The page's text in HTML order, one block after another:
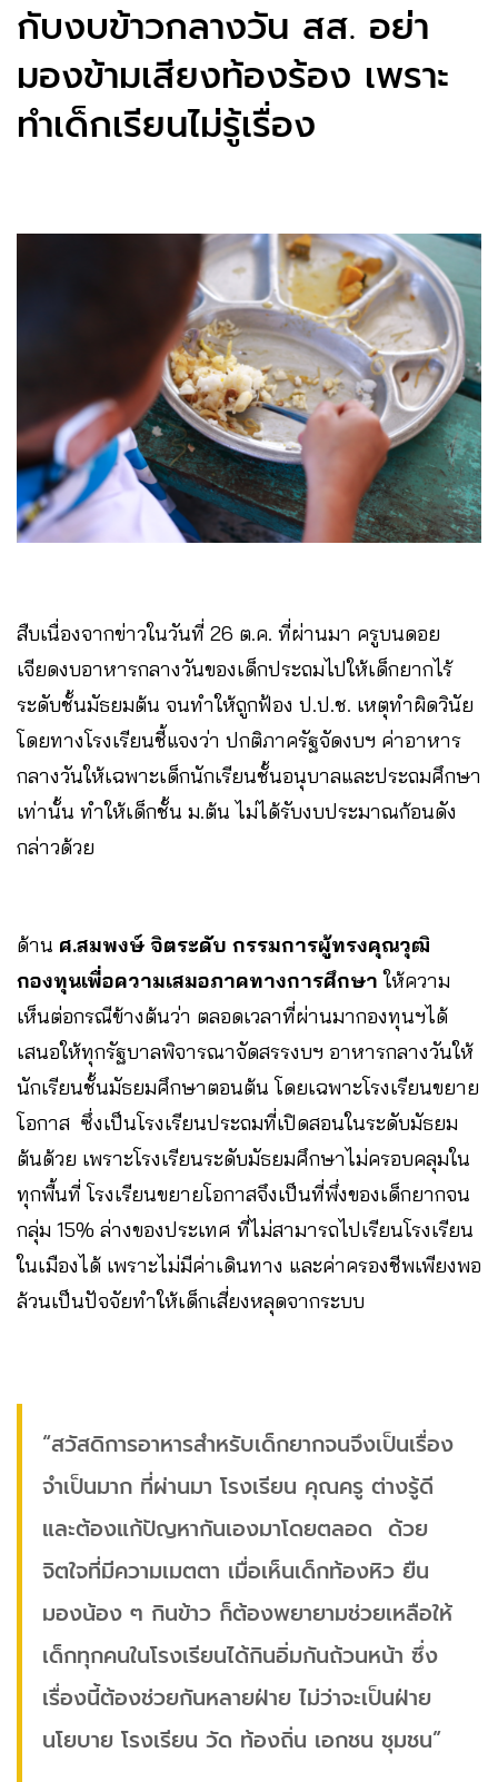
กับงบข้าวกลางวัน สส. อย่า
มองข้ามเสียงท้องร้อง เพราะ
ทำเด็กเรียนไม่รู้เรื่อง
สืบเนื่องจากข่าวในวันที่ 26 ต.ค. ที่ผ่านมา ครูบนดอย
เจียดงบอาหารกลางวันของเด็กประถมไปให้เด็กยากไร้
ระดับชั้นมัธยมต้น จนทำให้ถูกฟ้อง ป.ป.ช. เหตุทำผิดวินัย
โดยทางโรงเรียนชี้แจงว่า ปกติภาครัฐจัดงบฯ ค่าอาหาร
กลางวันให้เฉพาะเด็กนักเรียนชั้นอนุบาลและประถมศึกษา
เท่านั้น ทำให้เด็กชั้น ม.ต้น ไม่ได้รับงบประมาณก้อนดัง
กล่าวด้วย
ด้าน ศ.สมพงษ์ จิตระดับ กรรมการผู้ทรงคุณวุฒิ
กองทุนเพื่อความเสมอภาคทางการศึกษา ให้ความ
เห็นต่อกรณีข้างต้นว่า ตลอดเวลาที่ผ่านมากองทุนฯได้
เสนอให้ทุกรัฐบาลพิจารณาจัดสรรงบฯ อาหารกลางวันให้
นักเรียนชั้นมัธยมศึกษาตอนต้น โดยเฉพาะโรงเรียนขยาย
โอกาส ซึ่งเป็นโรงเรียนประถมที่เปิดสอนในระดับมัธยม
ต้นด้วย เพราะโรงเรียนระดับมัธยมศึกษาไม่ครอบคลุมใน
ทุกพื้นที่ โรงเรียนขยายโอกาสจึงเป็นที่พึ่งของเด็กยากจน
กลุ่ม 15% ล่างของประเทศ ที่ไม่สามารถไปเรียนโรงเรียน
ในเมืองได้ เพราะไม่มีค่าเดินทาง และค่าครองชีพเพียงพอ
ล้วนเป็นปัจจัยทำให้เด็กเสี่ยงหลุดจากระบบ
“สวัสดิการอาหารสำหรับเด็กยากจนจึงเป็นเรื่อง
จำเป็นมาก ที่ผ่านมา โรงเรียน คุณครู ต่างรู้ดี
และต้องแก้ปัญหากันเองมาโดยตลอด ด้วย
จิตใจที่มีความเมตตา เมื่อเห็นเด็กท้องหิว ยืน
มองน้อง ๆ กินข้าว ก็ต้องพยายามช่วยเหลือให้
เด็กทุกคนในโรงเรียนได้กินอิ่มกันถ้วนหน้า ซึ่ง
เรื่องนี้ต้องช่วยกันหลายฝ่าย ไม่ว่าจะเป็นฝ่าย
นโยบาย โรงเรียน วัด ท้องถิ่น เอกชน ชุมชน”